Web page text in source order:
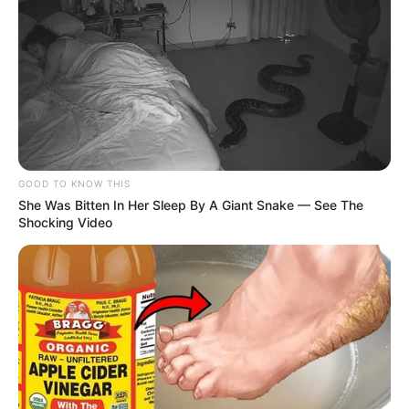
A diretora presidente da CONACS
- Confederação Nacional dos
Agentes Comunitários de Saúde, Ilda Angélica Correia,confirmou
nessa segunda-feira
(24) que opresidencial da República aprovou
o repasse dos recursos do Reajuste do Piso Salarial Nacional dos
Agentes Comunitários de Saúde e Agentes de Combate às
Endemias.
GOOD TO KNOW THIS
She Was Bitten In Her Sleep By A Giant Snake — See The
Shocking Video